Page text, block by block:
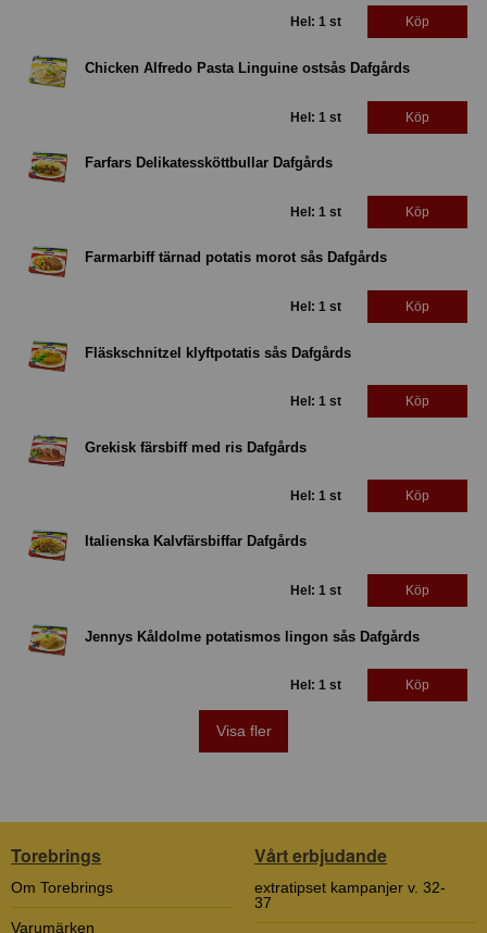
Hel: 1 st Köp
Chicken Alfredo Pasta Linguine ostsås Dafgårds
Hel: 1 st Köp
Farfars Delikatessköttbullar Dafgårds
Hel: 1 st Köp
Farmarbiff tärnad potatis morot sås Dafgårds
Hel: 1 st Köp
Fläskschnitzel klyftpotatis sås Dafgårds
Hel: 1 st Köp
Grekisk färsbiff med ris Dafgårds
Hel: 1 st Köp
Italienska Kalvfärsbiffar Dafgårds
Hel: 1 st Köp
Jennys Kåldolme potatismos lingon sås Dafgårds
Hel: 1 st Köp
Visa fler
Torebrings
Om Torebrings
Varumärken
Vårt erbjudande
extratipset kampanjer v. 32-
37